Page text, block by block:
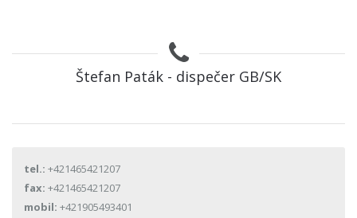
Štefan Paták - dispečer GB/SK
tel.: +421465421207
fax: +421465421207
mobil: +421905493401